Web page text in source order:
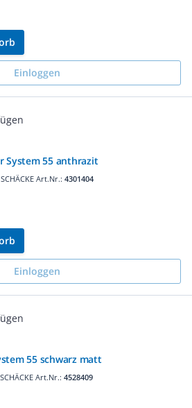
Einloggen
System 55 anthrazit
SCHÄCKE Art.Nr.: 4301404
Einloggen
55 schwarz matt
SCHÄCKE Art.Nr.: 4528409